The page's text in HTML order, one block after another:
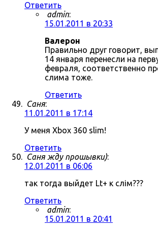
Ответить
admin:
15.01.2011 в 20:33
Валерон
Правильно друг говорит,
14 января перенесли на
февраля, соответственно
слима тоже.
Ответить
Саня:
11.01.2011 в 17:14
У меня Xbox 360 slim!
Ответить
Саня жду прошывки):
12.01.2011 в 06:06
так тогда выйдет Lt+ к слім???
Ответить
admin:
15.01.2011 в 20:41